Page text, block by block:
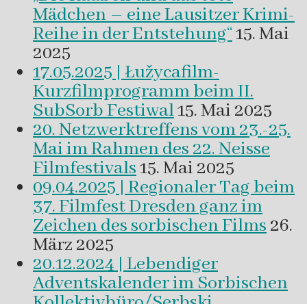
Mädchen – eine Lausitzer Krimi-
Reihe in der Entstehung“15. Mai
2025
17.05.2025 | Łužycafilm-
Kurzfilmprogramm beim II.
SubSorb Festiwal15. Mai 2025
20. Netzwerktreffens vom 23.-25.
Mai im Rahmen des 22. Neisse
Filmfestivals15. Mai 2025
09.04.2025 | Regionaler Tag beim
37. Filmfest Dresden ganz im
Zeichen des sorbischen Films26.
März 2025
20.12.2024 | Lebendiger
Adventskalender im Sorbischen